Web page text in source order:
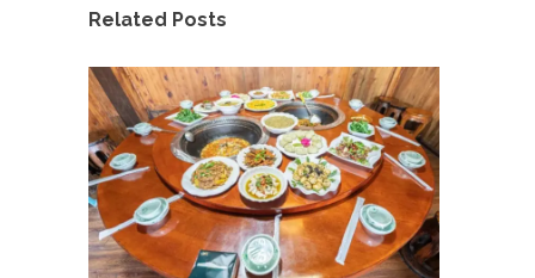
Related Posts